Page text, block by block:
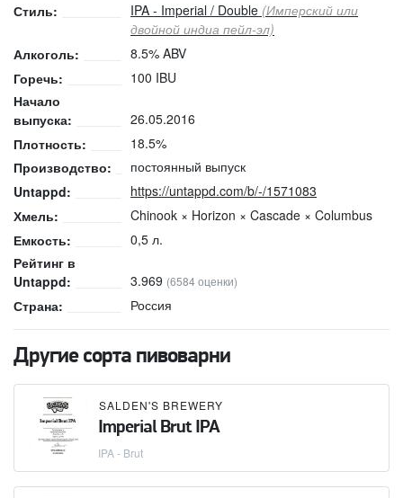
Стиль:
IPA - Imperial / Double (Имперский или
двойной индиа пейл-эл)
Алкоголь:
8.5% ABV
Горечь:
100 IBU
Начало
выпуска:
26.05.2016
Плотность:
18.5%
Производство:
постоянный выпуск
Untappd:
https://untappd.com/b/-/1571083
Хмель:
Chinook × Horizon × Cascade × Columbus
Емкость:
0,5 л.
Рейтинг в
Untappd:
3.969 (6584 оценки)
Страна: Россия
Другие сорта пивоварни
SALDEN'S BREWERY
Imperial Brut IPA
IPA - Brut